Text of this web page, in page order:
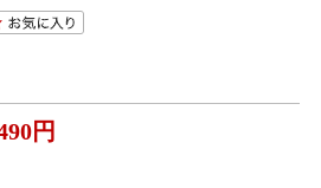
円